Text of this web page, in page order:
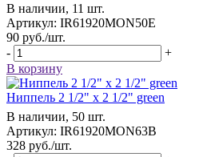
В наличии, 11 шт.
Артикул: IR61920MON50E
90 руб./шт.
-
+
В корзину
Ниппель 2 1/2" x 2 1/2" green
В наличии, 50 шт.
Артикул: IR61920MON63B
328 руб./шт.